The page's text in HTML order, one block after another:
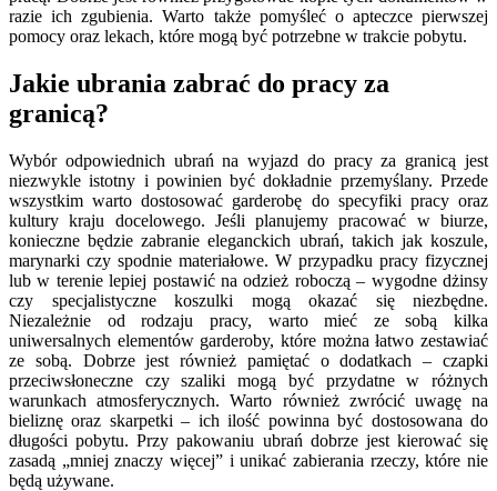
razie ich zgubienia. Warto także pomyśleć o apteczce pierwszej
pomocy oraz lekach, które mogą być potrzebne w trakcie pobytu.
Jakie ubrania zabrać do pracy za
granicą?
Wybór odpowiednich ubrań na wyjazd do pracy za granicą jest
niezwykle istotny i powinien być dokładnie przemyślany. Przede
wszystkim warto dostosować garderobę do specyfiki pracy oraz
kultury kraju docelowego. Jeśli planujemy pracować w biurze,
konieczne będzie zabranie eleganckich ubrań, takich jak koszule,
marynarki czy spodnie materiałowe. W przypadku pracy fizycznej
lub w terenie lepiej postawić na odzież roboczą – wygodne dżinsy
czy specjalistyczne koszulki mogą okazać się niezbędne.
Niezależnie od rodzaju pracy, warto mieć ze sobą kilka
uniwersalnych elementów garderoby, które można łatwo zestawiać
ze sobą. Dobrze jest również pamiętać o dodatkach – czapki
przeciwsłoneczne czy szaliki mogą być przydatne w różnych
warunkach atmosferycznych. Warto również zwrócić uwagę na
bieliznę oraz skarpetki – ich ilość powinna być dostosowana do
długości pobytu. Przy pakowaniu ubrań dobrze jest kierować się
zasadą „mniej znaczy więcej” i unikać zabierania rzeczy, które nie
będą używane.